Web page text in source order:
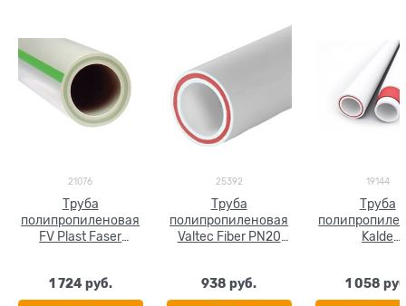
21076
Труба
полипропиленовая
FV Plast Faser
1 724 руб.
25392
Труба
полипропиленовая
Valtec Fiber PN20
938 руб.
19144
Труба
Kalde
1 058